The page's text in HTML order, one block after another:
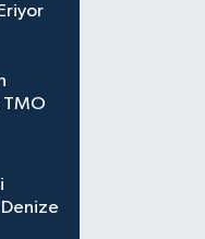
TMO
Denize